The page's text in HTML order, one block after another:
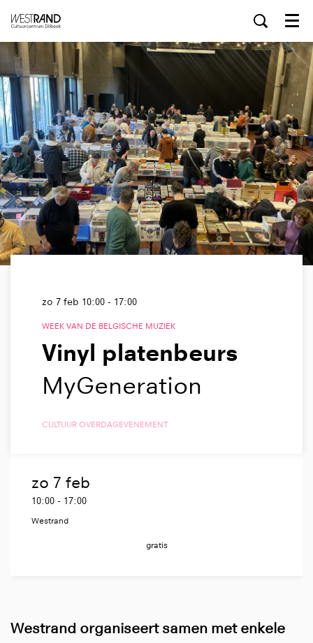
Menu
Vinyl platenbeurs
MyGeneration
WEEK VAN DE BELGISCHE MUZIEK
zo 7 feb 10:00 - 17:00
CULTUUR OVERDAGEVENEMENT
zo 7 feb
10:00 - 17:00
Westrand
gratis
Westrand organiseert samen met enkele